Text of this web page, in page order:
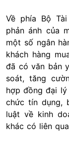
Về phía Bộ
phản ánh của
một số ngân
khách hàng
đã có văn bản
soát, tăng
hợp đồng đại
chức tín dụng,
luật về kinh
khác có liên